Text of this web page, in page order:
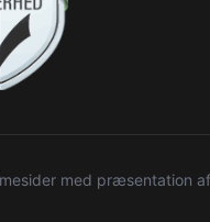
med præsentation